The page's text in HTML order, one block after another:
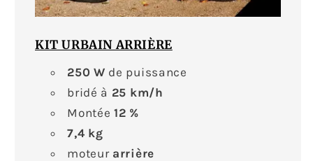
KIT URBAIN ARRIÈRE
250 W de puissance
bridé à 25 km/h
Montée12 %
7,4 kg
moteurarrière